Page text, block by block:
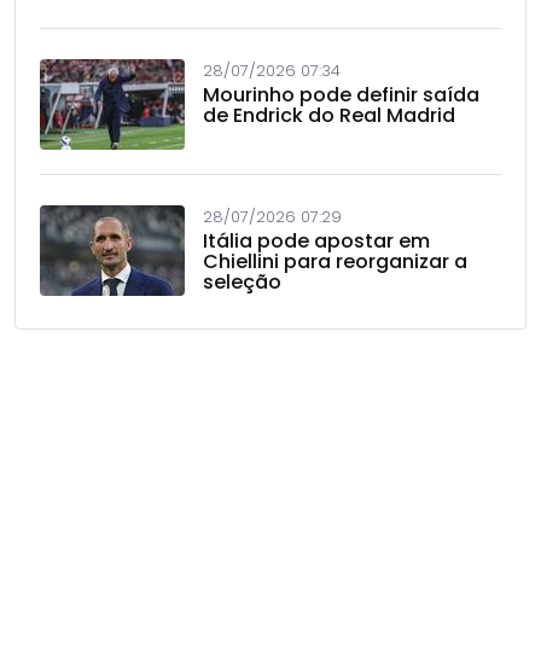
28/07/2026 07:34
Mourinho pode definir saída
de Endrick do Real Madrid
28/07/2026 07:29
Itália pode apostar em
Chiellini para reorganizar a
seleção